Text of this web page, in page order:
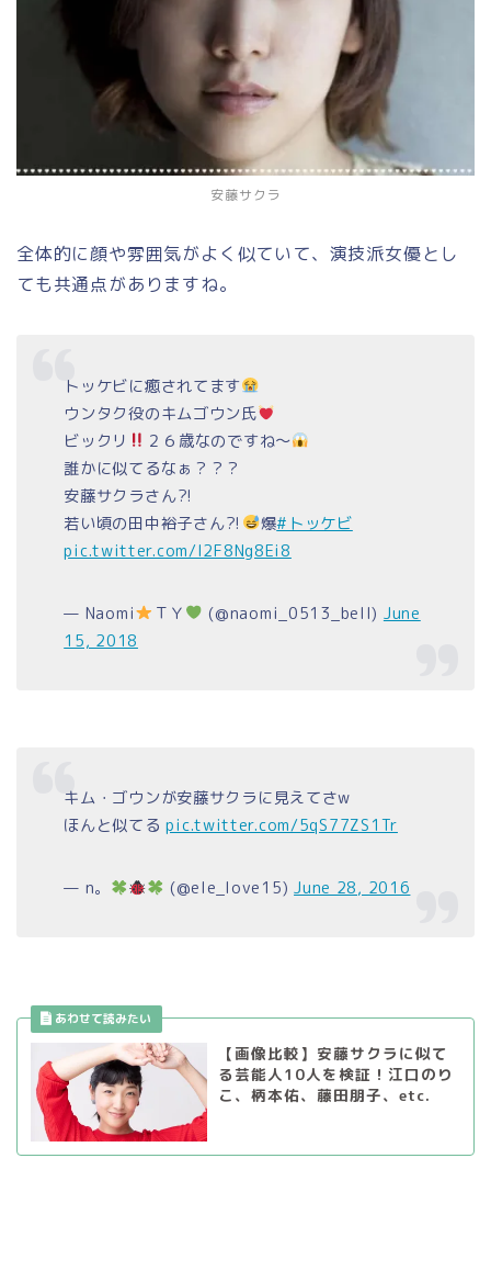
安藤サクラ
全体的に顔や雰囲気がよく似ていて、演技派女優とし
ても共通点がありますね。
トッケビに癒されてます
ウンタク役のキムゴウン氏
ビックリ
２６歳なのですね〜
誰かに似てるなぁ？？？
安藤サクラさん⁈
若い頃の田中裕子さん⁈
爆#トッケビ
pic.twitter.com/I2F8Ng8Ei8
— Naomi ＴＹ (@naomi_0513_bell) June
15, 2018
キム・ゴウンが安藤サクラに見えてさw
ほんと似てるpic.twitter.com/5qS77ZS1Tr
— n。 (@ele_love15)June 28, 2016
【画像比較】安藤サクラに似て
る芸能人10人を検証！江口のり
こ、柄本佑、藤田朋子、etc.